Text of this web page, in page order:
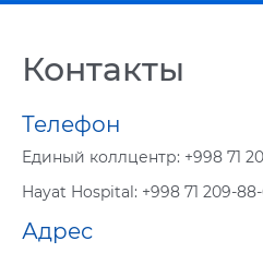
Контакты
Телефон
Eдиный коллцентр: +998 71
Hayat Hospital: +998 71 209-
Адрес